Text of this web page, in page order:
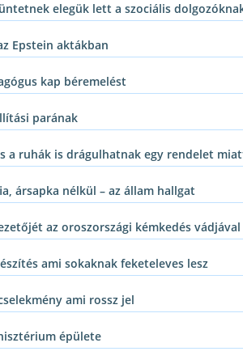
elegük lett a szociális
Epstein aktákban
kap béremelést
parának
a ruhák is drágulhatnak egy rendelet
ársapka nélkül – az állam hallgat
az oroszországi kémkedés vádjával
ami sokaknak feketeleves lesz
ami rossz jel
épülete